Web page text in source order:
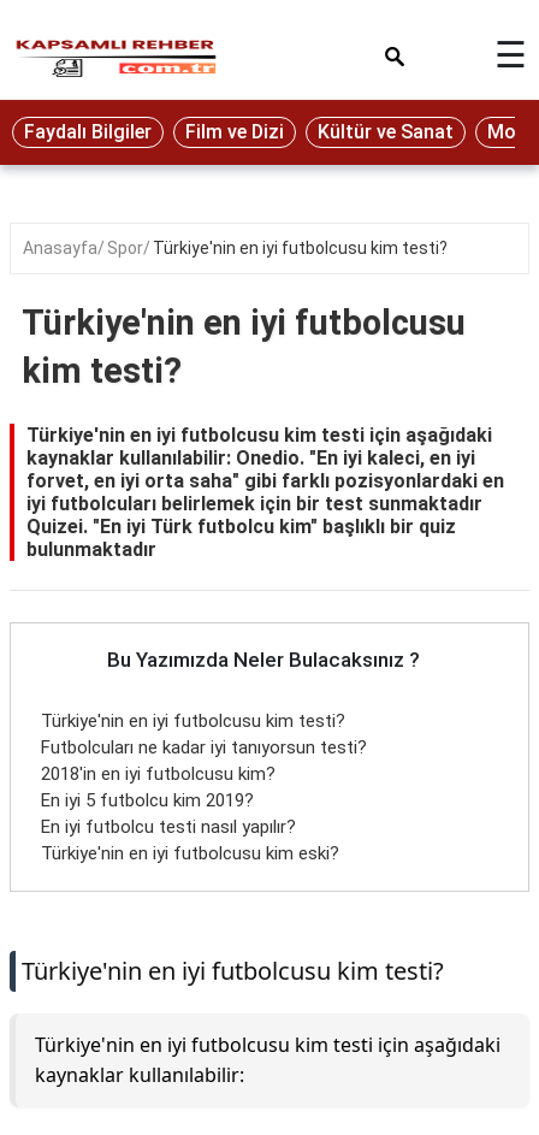
Eğitim
Ekonomi
Seyahat
Oyun
Yaşam
Hukuk
Blog
☰
Faydalı Bilgiler Film ve Dizi Kültür ve Sanat
Anasayfa Spor Türkiye'nin en iyi futbolcusu kim testi?
Türkiye'nin en iyi futbolcusu
kim testi?
Türkiye'nin en iyi futbolcusu kim testi için aşağıdaki
kaynaklar kullanılabilir: Onedio. "En iyi kaleci, en iyi
forvet, en iyi orta saha" gibi farklı pozisyonlardaki en
iyi futbolcuları belirlemek için bir test sunmaktadır
Quizei. "En iyi Türk futbolcu kim" başlıklı bir quiz
bulunmaktadır
Bu Yazımızda Neler Bulacaksınız ?
Türkiye'nin en iyi futbolcusu kim testi?
Futbolcuları ne kadar iyi tanıyorsun testi?
2018'in en iyi futbolcusu kim?
En iyi 5 futbolcu kim 2019?
En iyi futbolcu testi nasıl yapılır?
Türkiye'nin en iyi futbolcusu kim eski?
Türkiye'nin en iyi futbolcusu kim testi?
Türkiye'nin en iyi futbolcusu kim testi için aşağıdaki
kaynaklar kullanılabilir: